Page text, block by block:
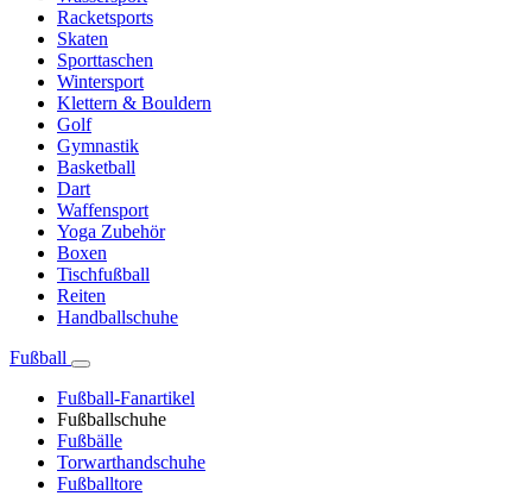
Racketsports
Skaten
Sporttaschen
Wintersport
Klettern & Bouldern
Golf
Gymnastik
Basketball
Dart
Waffensport
Yoga Zubehör
Boxen
Tischfußball
Reiten
Handballschuhe
Fußball
Fußball-Fanartikel
Fußballschuhe
Fußbälle
Torwarthandschuhe
Fußballtore